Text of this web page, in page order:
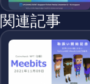
関連記事